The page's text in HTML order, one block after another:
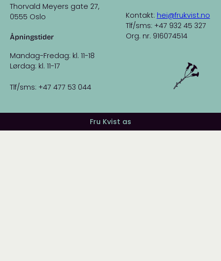
Thorvald Meyers gate 27,
0555 Oslo
Åpningstider
Mandag-Fredag: kl. 11-18
Lørdag: kl. 11-17
Tlf/sms: +47 477 53 044
Kontakt: hei@frukvist.no
Tlf/sms: +47 932 45 327
Org. nr. 916074514
Fru Kvist as